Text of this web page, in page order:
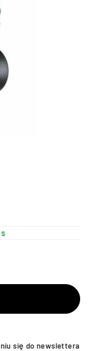
się do newslettera